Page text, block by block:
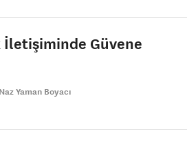
Güvene
Naz Yaman Boyacı